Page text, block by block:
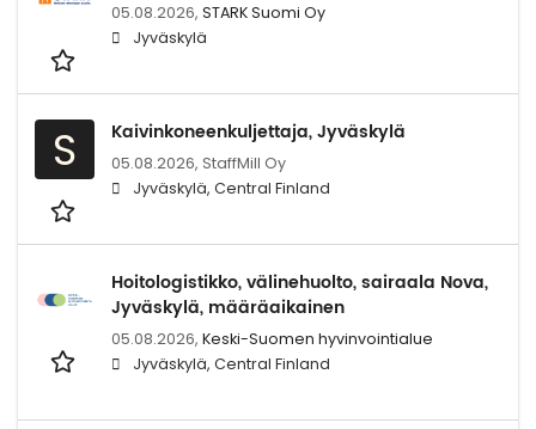
05.08.2026, STARK Suomi Oy
Jyväskylä
S Kaivinkoneenkuljettaja, Jyväskylä
05.08.2026, StaffMill Oy
Jyväskylä, Central Finland
Hoitologistikko, välinehuolto, sairaala Nova,
Jyväskylä, määräaikainen
05.08.2026, Keski-Suomen hyvinvointialue
Jyväskylä, Central Finland